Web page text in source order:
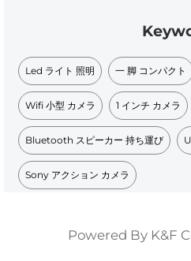
Led ライト 照明 一 脚 コンパクト
Wifi 小型 カメラ 1 インチ カメラ
Bluetooth スピーカー 持ち運び
Sony アクション カメラ
Powered By K&F